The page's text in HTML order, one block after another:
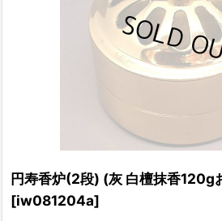
円寿香炉(2段) (灰 白檀抹香120g
[iw081204a]